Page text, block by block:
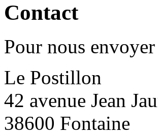
Contact
Pour nous
Le Postillon
42 avenue Jean
38600 Fontaine